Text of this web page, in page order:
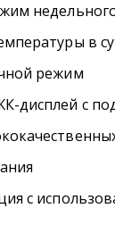
в
режим
дисплей с
с